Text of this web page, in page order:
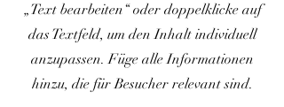
„Text bearbeiten“ oder doppelklicke auf
das Textfeld, um den Inhalt individuell
anzupassen. Füge alle Informationen
hinzu, die für Besucher relevant sind.